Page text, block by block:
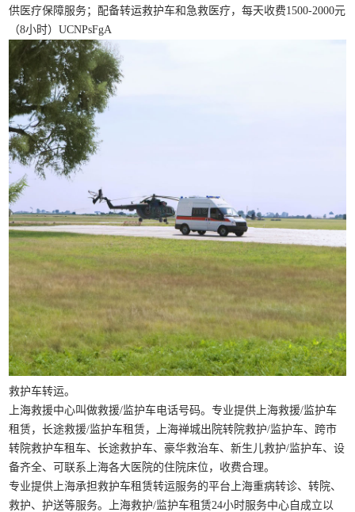
供医疗保障服务；配备转运救护车和急救医疗，每天收费1500-2000元
（8小时）UCNPsFgA
救护车转运。
上海救援中心叫做救援/监护车电话号码。专业提供上海救援/监护车
租赁，长途救援/监护车租赁，上海禅城出院转院救护/监护车、跨市
转院救护车租车、长途救护车、豪华救治车、新生儿救护/监护车、设
备齐全、可联系上海各大医院的住院床位，收费合理。
专业提供上海承担救护车租赁转运服务的平台上海重病转诊、转院、
救护、护送等服务。上海救护/监护车租赁24小时服务中心自成立以